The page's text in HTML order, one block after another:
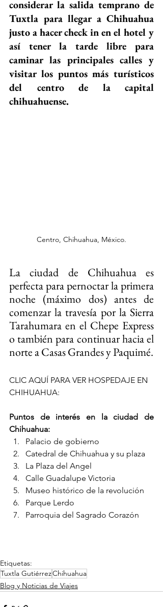
considerar la salida temprano de
Tuxtla para llegar a Chihuahua
justo a hacer check in en el hotel y
así tener la tarde libre para
caminar las principales calles y
visitar los puntos más turísticos
del centro de la capital
chihuahuense.
Centro, Chihuahua, México.
La ciudad de Chihuahua es
perfecta para pernoctar la primera
noche (máximo dos) antes de
comenzar la travesía por la Sierra
Tarahumara en el Chepe Express
o también para continuar hacia el
norte a Casas Grandes y Paquimé.
CLIC AQUÍ PARA VER HOSPEDAJE EN
CHIHUAHUA:
Puntos de interés en la ciudad de
Chihuahua:
Palacio de gobierno
Catedral de Chihuahua y su plaza
La Plaza del Angel
Calle Guadalupe Victoria
Museo histórico de la revolución
Parque Lerdo
Parroquia del Sagrado Corazón
Etiquetas:
Tuxtla GutiérrezChihuahua
Blog y Noticias de Viajes